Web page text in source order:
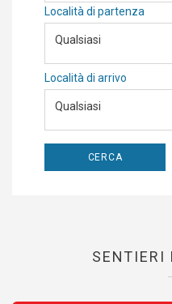
Località di partenza
Qualsiasi
Località di arrivo
Qualsiasi
SENTIERI